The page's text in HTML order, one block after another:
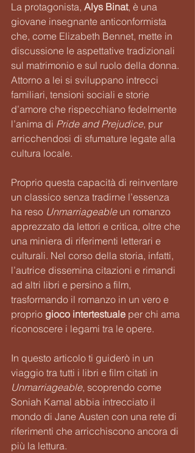
La protagonista, Alys Binat, è una
giovane insegnante anticonformista
che, come Elizabeth Bennet, mette in
discussione le aspettative tradizionali
sul matrimonio e sul ruolo della donna.
Attorno a lei si sviluppano intrecci
familiari, tensioni sociali e storie
d’amore che rispecchiano fedelmente
l’anima di Pride and Prejudice, pur
arricchendosi di sfumature legate alla
cultura locale.
Proprio questa capacità di reinventare
un classico senza tradirne l’essenza
ha reso Unmarriageable un romanzo
apprezzato da lettori e critica, oltre che
una miniera di riferimenti letterari e
culturali. Nel corso della storia, infatti,
l’autrice dissemina citazioni e rimandi
ad altri libri e persino a film,
trasformando il romanzo in un vero e
proprio gioco intertestuale per chi ama
riconoscere i legami tra le opere.
In questo articolo ti guiderò in un
viaggio tra tutti i libri e film citati in
Unmarriageable, scoprendo come
Soniah Kamal abbia intrecciato il
mondo di Jane Austen con una rete di
riferimenti che arricchiscono ancora di
più la lettura.